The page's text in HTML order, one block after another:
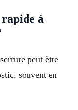
à
peut être
souvent en